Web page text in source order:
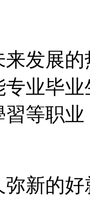
来发展
业毕
等职
弥新的